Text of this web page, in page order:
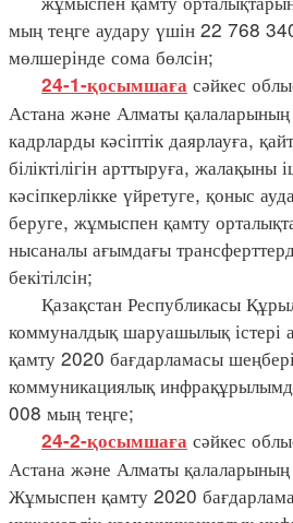
мың теңге аудару үшін 22 768
мөлшерінде сома бөлсін;
24-1-қосымшаға сәйкес
Астана және Алматы қалаларының
кадрларды кәсіптік даярлауға,
біліктілігін арттыруға, жалақыны
кәсіпкерлікке үйретуге, қоныс
беруге, жұмыспен қамту
нысаналы ағымдағы
бекітілсін;
Қазақстан Республикасы
коммуналдық шаруашылық істері
қамту 2020 бағдарламасы
коммуникациялық
008 мың теңге;
24-2-қосымшаға сәйкес
Астана және Алматы қалаларының
Жұмыспен қамту 2020